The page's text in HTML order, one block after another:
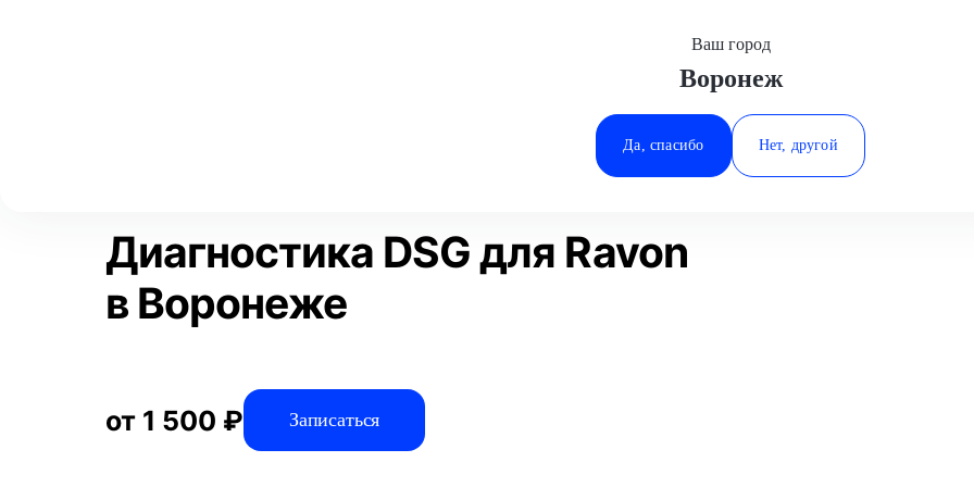
Минеральные Воды
Ростов-на-Дону
Ставрополь
Ваш город
Воронеж
Да, спасибо Нет, другой
Диагностика DSG Ravon
Статьи
Диагностика DSG для Ravon
в Воронеже
от 1 500 ₽ Записаться